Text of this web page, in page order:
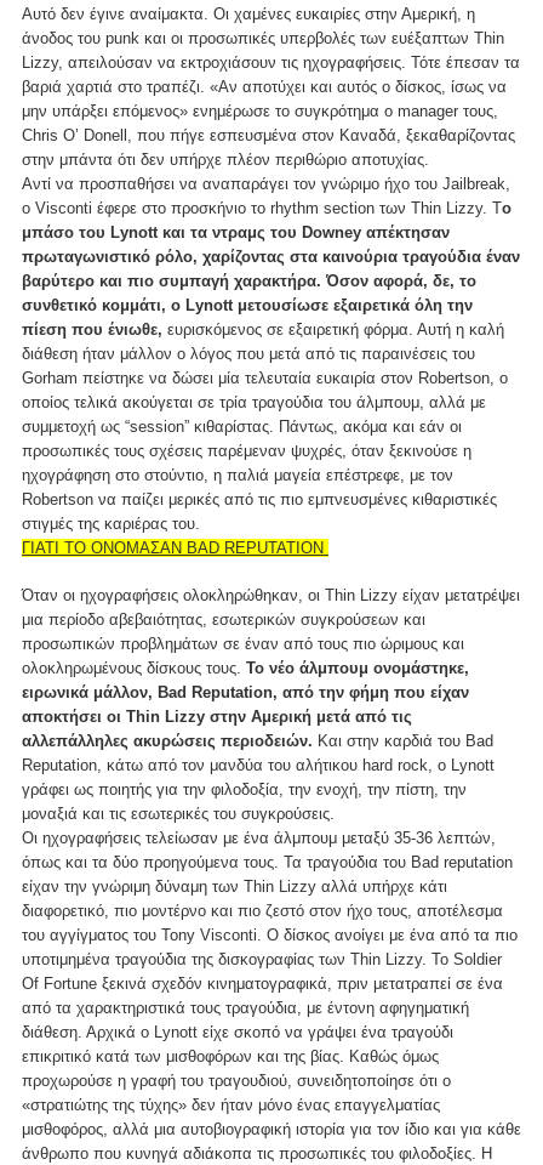
Αυτό δεν έγινε αναίμακτα. Οι χαμένες ευκαιρίες στην Αμερική, η
άνοδος του punk και οι προσωπικές υπερβολές των ευέξαπτων Thin
Lizzy, απειλούσαν να εκτροχιάσουν τις ηχογραφήσεις. Τότε έπεσαν τα
βαριά χαρτιά στο τραπέζι. «Αν αποτύχει και αυτός ο δίσκος, ίσως να
μην υπάρξει επόμενος» ενημέρωσε το συγκρότημα ο manager τους,
Chris O’ Donell, που πήγε εσπευσμένα στον Καναδά, ξεκαθαρίζοντας
στην μπάντα ότι δεν υπήρχε πλέον περιθώριο αποτυχίας.
Αντί να προσπαθήσει να αναπαράγει τον γνώριμο ήχο του Jailbreak,
ο Visconti έφερε στο προσκήνιο το rhythm section των Thin Lizzy. Το
μπάσο του Lynott και τα ντραμς του Downey απέκτησαν
πρωταγωνιστικό ρόλο, χαρίζοντας στα καινούρια τραγούδια έναν
βαρύτερο και πιο συμπαγή χαρακτήρα. Όσον αφορά, δε, το
συνθετικό κομμάτι, ο Lynott μετουσίωσε εξαιρετικά όλη την
πίεση που ένιωθε, ευρισκόμενος σε εξαιρετική φόρμα. Αυτή η καλή
διάθεση ήταν μάλλον ο λόγος που μετά από τις παραινέσεις του
Gorham πείστηκε να δώσει μία τελευταία ευκαιρία στον Robertson, ο
οποίος τελικά ακούγεται σε τρία τραγούδια του άλμπουμ, αλλά με
συμμετοχή ως “session” κιθαρίστας. Πάντως, ακόμα και εάν οι
προσωπικές τους σχέσεις παρέμεναν ψυχρές, όταν ξεκινούσε η
ηχογράφηση στο στούντιο, η παλιά μαγεία επέστρεφε, με τον
Robertson να παίζει μερικές από τις πιο εμπνευσμένες κιθαριστικές
στιγμές της καριέρας του.
ΓΙΑΤΙ ΤΟ ΟΝΟΜΑΣΑΝ BAD REPUTATION
Όταν οι ηχογραφήσεις ολοκληρώθηκαν, οι Thin Lizzy είχαν μετατρέψει
μια περίοδο αβεβαιότητας, εσωτερικών συγκρούσεων και
προσωπικών προβλημάτων σε έναν από τους πιο ώριμους και
ολοκληρωμένους δίσκους τους. Το νέο άλμπουμ ονομάστηκε,
ειρωνικά μάλλον, Bad Reputation, από την φήμη που είχαν
αποκτήσει οι Thin Lizzy στην Αμερική μετά από τις
αλλεπάλληλες ακυρώσεις περιοδειών. Και στην καρδιά του Bad
Reputation, κάτω από τον μανδύα του αλήτικου hard rock, ο Lynott
γράφει ως ποιητής για την φιλοδοξία, την ενοχή, την πίστη, την
μοναξιά και τις εσωτερικές του συγκρούσεις.
Οι ηχογραφήσεις τελείωσαν με ένα άλμπουμ μεταξύ 35-36 λεπτών,
όπως και τα δύο προηγούμενα τους. Τα τραγούδια του Bad reputation
είχαν την γνώριμη δύναμη των Thin Lizzy αλλά υπήρχε κάτι
διαφορετικό, πιο μοντέρνο και πιο ζεστό στον ήχο τους, αποτέλεσμα
του αγγίγματος του Tony Visconti. Ο δίσκος ανοίγει με ένα από τα πιο
υποτιμημένα τραγούδια της δισκογραφίας των Thin Lizzy. Το Soldier
Of Fortune ξεκινά σχεδόν κινηματογραφικά, πριν μετατραπεί σε ένα
από τα χαρακτηριστικά τους τραγούδια, με έντονη αφηγηματική
διάθεση. Αρχικά ο Lynott είχε σκοπό να γράψει ένα τραγούδι
επικριτικό κατά των μισθοφόρων και της βίας. Καθώς όμως
προχωρούσε η γραφή του τραγουδιού, συνειδητοποίησε ότι ο
«στρατιώτης της τύχης» δεν ήταν μόνο ένας επαγγελματίας
μισθοφόρος, αλλά μια αυτοβιογραφική ιστορία για τον ίδιο και για κάθε
άνθρωπο που κυνηγά αδιάκοπα τις προσωπικές του φιλοδοξίες. Η